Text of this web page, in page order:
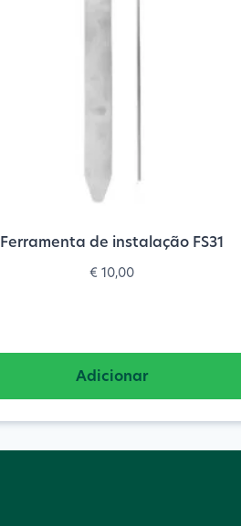
Ferramenta de instalação FS31
€ 10,00
Adicionar